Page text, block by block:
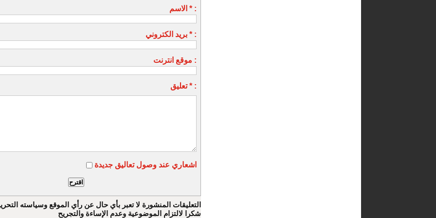
الاسم * :
بريد الكتروني * :
موقع انترنت :
تعليق * :
اشعاري عند وصول تعاليق جديدة
التعليقات المنشورة لا تعبر بأي حال عن رأي الموقع وسياسته
شكرا لالتزام الموضوعية وعدم الإساءة والتجريح